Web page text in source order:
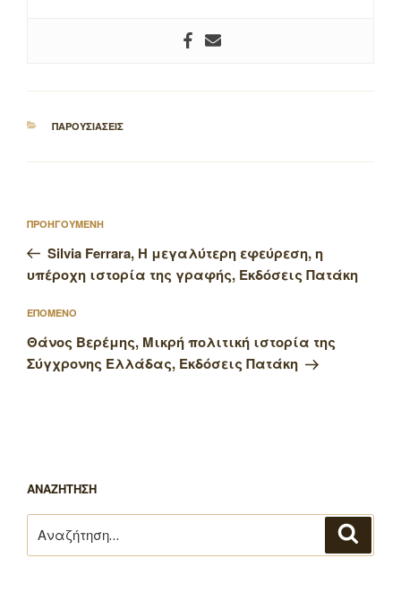
ΚΑΤΗΓΟΡΙΕΣ
ΠΑΡΟΥΣΙΑΣΕΙΣ
άρθρων
Προηγούμενο
άρθρο
ΠΡΟΗΓΟΥΜΕΝΗ
Silvia Ferrara, Η μεγαλύτερη εφεύρεση, η
υπέροχη ιστορία της γραφής, Εκδόσεις Πατάκη
Επόμενο
άρθρο
ΕΠΟΜΕΝΟ
Θάνος Βερέμης, Μικρή πολιτική ιστορία της
Σύγχρονης Ελλάδας, Εκδόσεις Πατάκη
ΑΝΑΖΗΤΗΣΗ
για: